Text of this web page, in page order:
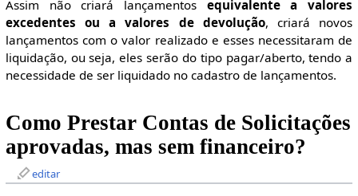
Assim não criará lançamentos equivalente a valores
excedentes ou a valores de devolução, criará novos
lançamentos com o valor realizado e esses necessitaram de
liquidação, ou seja, eles serão do tipo pagar/aberto, tendo a
necessidade de ser liquidado no cadastro de lançamentos.
Como Prestar Contas de Solicitações
aprovadas, mas sem financeiro?
editar